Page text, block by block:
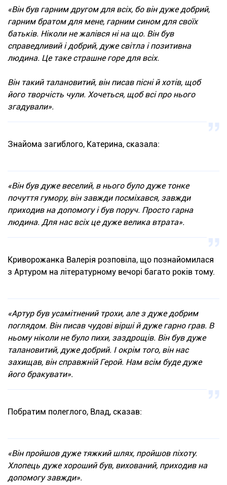
«Він був гарним другом для всіх, бо він дуже добрий,
гарним братом для мене, гарним сином для своїх
батьків. Ніколи не жалівся ні на що. Він був
справедливий і добрий, дуже світла і позитивна
людина. Це таке страшне горе для всіх.
Він такий талановитий, він писав пісні й хотів, щоб
його творчість чули. Хочеться, щоб всі про нього
згадували».
Знайома загиблого, Катерина, сказала:
«Він був дуже веселий, в нього було дуже тонке
почуття гумору, він завжди посміхався, завжди
приходив на допомогу і був поруч. Просто гарна
людина. Для нас всіх це дуже велика втрата».
Криворожанка Валерія розповіла, що познайомилася
з Артуром на літературному вечорі багато років тому.
«Артур був усамітнений трохи, але з дуже добрим
поглядом. Він писав чудові вірші й дуже гарно грав. В
ньому ніколи не було пихи, заздрощів. Він був дуже
талановитий, дуже добрий. І окрім того, він нас
захищав, він справжній Герой. Нам всім буде дуже
його бракувати».
Побратим полеглого, Влад, сказав:
«Він пройшов дуже тяжкий шлях, пройшов піхоту.
Хлопець дуже хороший був, вихований, приходив на
допомогу завжди».